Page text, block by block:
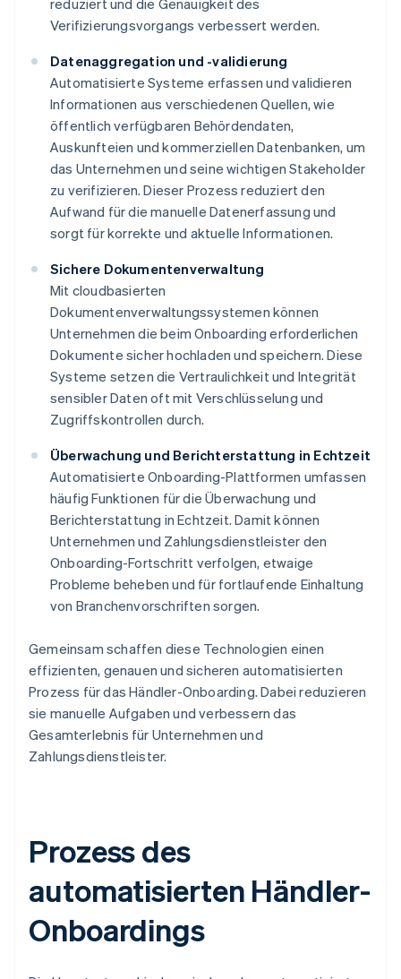
reduziert und die Genauigkeit des
Verifizierungsvorgangs verbessert werden.
Datenaggregation und -validierung
Automatisierte Systeme erfassen und validieren
Informationen aus verschiedenen Quellen, wie
öffentlich verfügbaren Behördendaten,
Auskunfteien und kommerziellen Datenbanken, um
das Unternehmen und seine wichtigen Stakeholder
zu verifizieren. Dieser Prozess reduziert den
Aufwand für die manuelle Datenerfassung und
sorgt für korrekte und aktuelle Informationen.
Sichere Dokumentenverwaltung
Mit cloudbasierten
Dokumentenverwaltungssystemen können
Unternehmen die beim Onboarding erforderlichen
Dokumente sicher hochladen und speichern. Diese
Systeme setzen die Vertraulichkeit und Integrität
sensibler Daten oft mit Verschlüsselung und
Zugriffskontrollen durch.
Überwachung und Berichterstattung in Echtzeit
Automatisierte Onboarding-Plattformen umfassen
häufig Funktionen für die Überwachung und
Berichterstattung in Echtzeit. Damit können
Unternehmen und Zahlungsdienstleister den
Onboarding-Fortschritt verfolgen, etwaige
Probleme beheben und für fortlaufende Einhaltung
von Branchenvorschriften sorgen.
Gemeinsam schaffen diese Technologien einen
effizienten, genauen und sicheren automatisierten
Prozess für das Händler-Onboarding. Dabei reduzieren
sie manuelle Aufgaben und verbessern das
Gesamterlebnis für Unternehmen und
Zahlungsdienstleister.
Prozess des
automatisierten Händler-
Onboardings